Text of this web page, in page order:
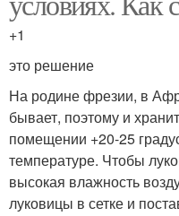
+1
это решение
На родине фрезии, в
бывает, поэтому и
помещении +20-25
температуре. Чтобы
высокая влажность
луковицы в сетке и